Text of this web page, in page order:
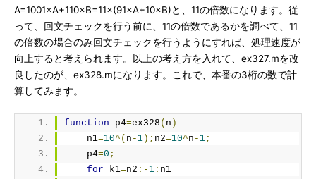
A=1001×A+110×B=11×(91×A+10×B)と、11の倍数になります。従
って、回文チェックを行う前に、11の倍数であるかを調べて、11
の倍数の場合のみ回文チェックを行うようにすれば、処理速度が
向上すると考えられます。以上の考え方を入れて、ex327.mを改
良したのが、ex328.mになります。これで、本番の3桁の数で計
算してみます。
function p4=ex328 ( n )
    n1
=10^( n - 1); n2=10^n - 1;
    p4
=0 ;
for k1=n2 :- 1: n1